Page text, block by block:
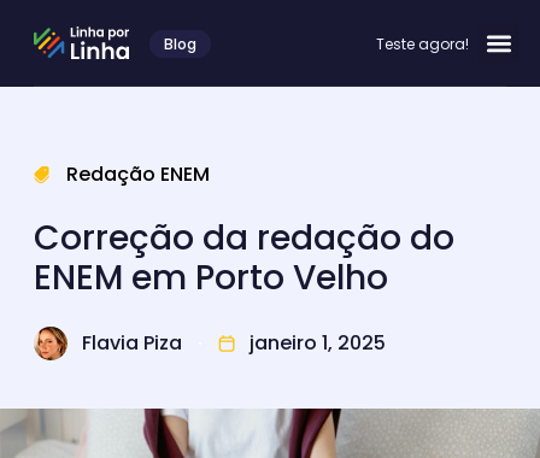
Blog Teste agora!
Redação ENEM
Correção da redação do
ENEM em Porto Velho
Flavia Piza janeiro 1, 2025